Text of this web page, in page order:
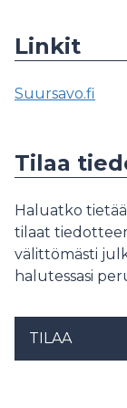
Linkit
Suursavo.fi
Tilaa
Haluatko tietää
tilaat
välittömästi
halutessasi
TILAA